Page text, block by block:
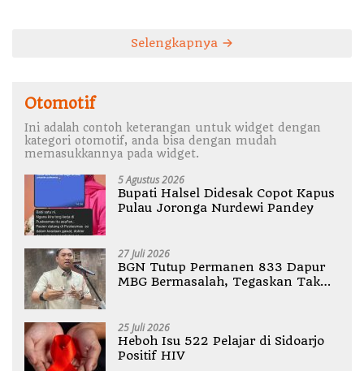
Selengkapnya
Otomotif
Ini adalah contoh keterangan untuk widget dengan
kategori otomotif, anda bisa dengan mudah
memasukkannya pada widget.
5 Agustus 2026
Bupati Halsel Didesak Copot Kapus
Pulau Joronga Nurdewi Pandey
27 Juli 2026
BGN Tutup Permanen 833 Dapur
MBG Bermasalah, Tegaskan Tak
25 Juli 2026
Heboh Isu 522 Pelajar di Sidoarjo
Positif HIV